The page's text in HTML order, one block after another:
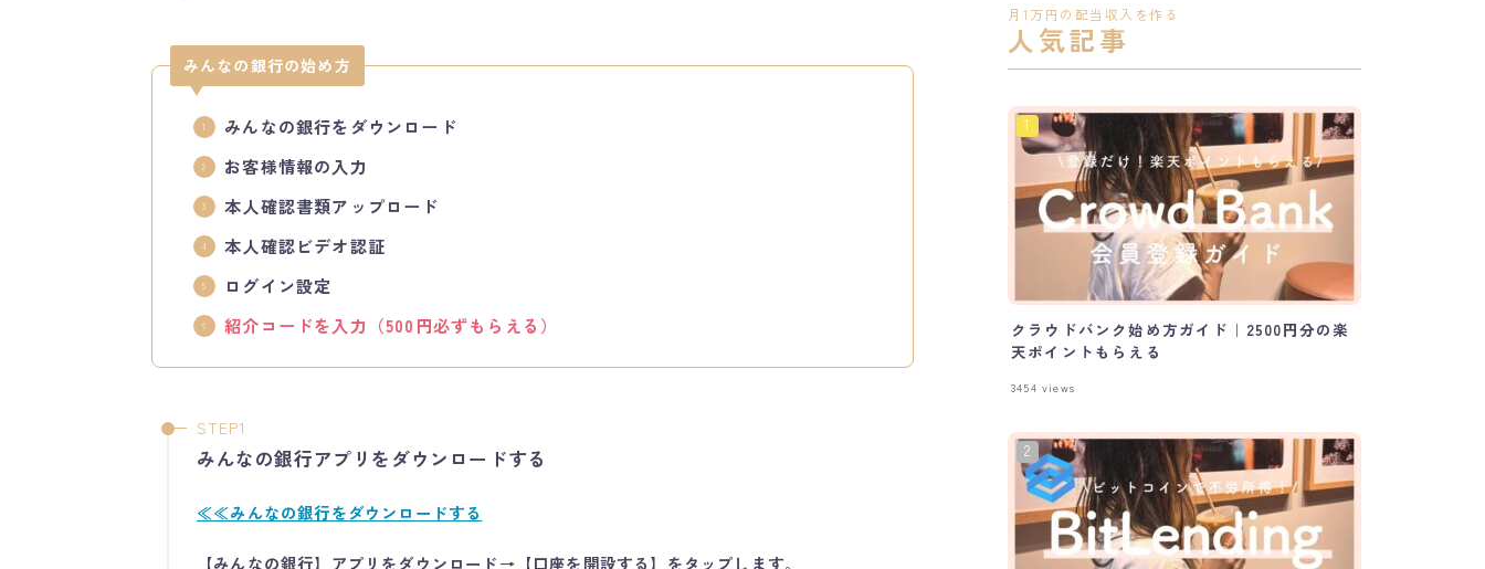
みんなの銀行の始め方
みんなの銀行をダウンロード
お客様情報の入力
本人確認書類アップロード
本人確認ビデオ認証
ログイン設定
紹介コードを入力（500円必ずもらえる）
みんなの銀行アプリをダウンロードする
≪≪みんなの銀行をダウンロードする
【みんなの銀行】アプリをダウンロード→【口座を開設する】をタップします｡
月1万円の配当収入を作る
人気記事
クラウドバンク始め方ガイド｜2500円分の楽
天ポイントもらえる
3454 views